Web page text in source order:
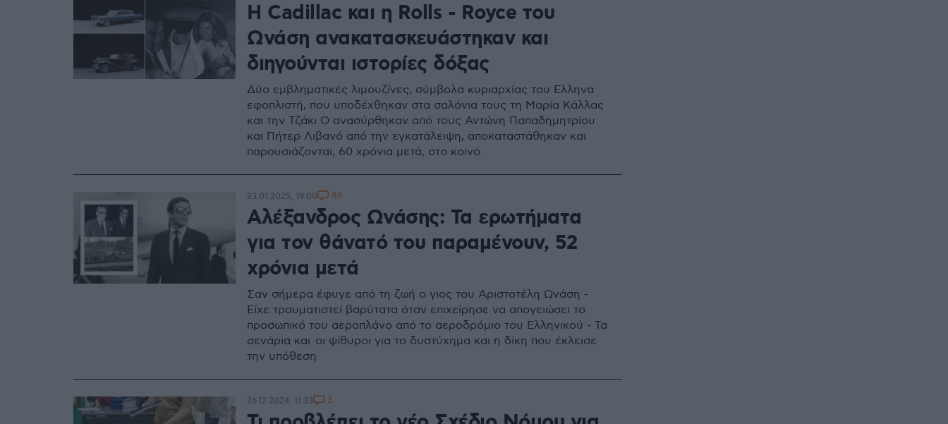
Η Cadillac και η Rolls - Royce του
Ωνάση ανακατασκευάστηκαν και
διηγούνται ιστορίες δόξας
Δύο εμβληματικές λιμουζίνες, σύμβολα κυριαρχίας του Ελληνα
εφοπλιστή, που υποδέχθηκαν στα σαλόνια τους τη Μαρία Κάλλας
και την Τζάκι Ο ανασύρθηκαν από τους Αντώνη Παπαδημητρίου
και Πήτερ Λιβανό από την εγκατάλειψη, αποκαταστάθηκαν και
παρουσιάζονται, 60 χρόνια μετά, στο κοινό
Αλέξανδρος Ωνάσης: Τα ερωτήματα
για τον θάνατό του παραμένουν, 52
χρόνια μετά
Σαν σήμερα έφυγε από τη ζωή ο γιος του Αριστοτέλη Ωνάση -
Είχε τραυματιστεί βαρύτατα όταν επιχείρησε να απογειώσει το
προσωπικό του αεροπλάνο από το αεροδρόμιο του Ελληνικού - Τα
σενάρια και οι ψίθυροι για το δυστύχημα και η δίκη που έκλεισε
την υπόθεση
23.01.2025, 19:00 86
26.12.2024, 11:33 3